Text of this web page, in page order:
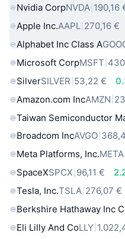
Nvidia CorpNVDA 190,16
Apple Inc.AAPL 270,16 €
Alphabet Inc Class A
Microsoft CorpMSFT
SilverSILVER 53,22 €
Amazon.com IncAMZN
Taiwan Semiconductor
Broadcom IncAVGO
Meta Platforms, Inc.META
SpaceXSPCX 96,11 €
Tesla, Inc.TSLA 276,07 €
Berkshire Hathaway Inc
Eli Lilly And CoLLY